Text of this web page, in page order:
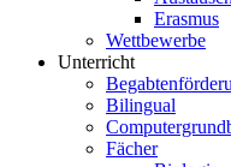
Erasmus
Wettbewerbe
Unterricht
Bilingual
Fächer